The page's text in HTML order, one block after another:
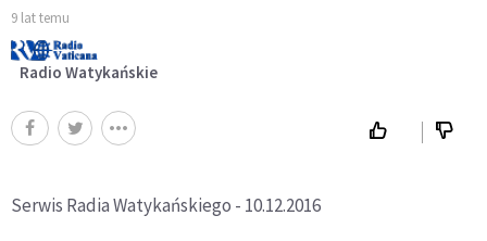
9 lat temu
Radio Watykańskie
Serwis Radia Watykańskiego - 10.12.2016